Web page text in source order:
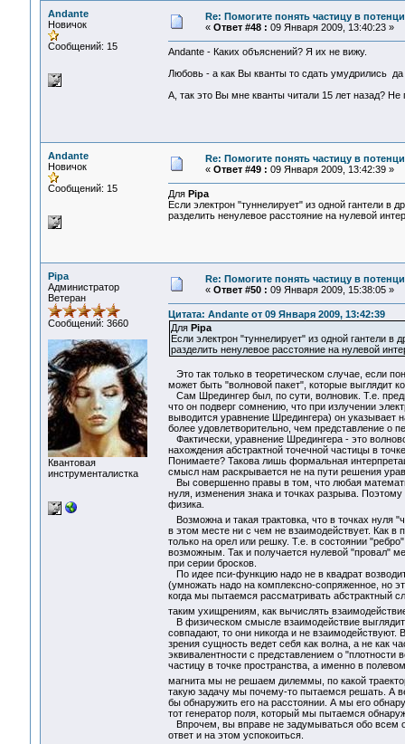
Andante
Новичок
Сообщений: 15
Re: Помогите понять частицу в
« Ответ #48 : 09 Января 2009, 13:40:23 »
Andante - Каких объяснений? Я их не вижу.
Любовь - а как Вы кванты то сдать умудрились
А, так это Вы мне кванты читали 15 лет назад? Не
Andante
Новичок
Сообщений: 15
Re: Помогите понять частицу в
« Ответ #49 : 09 Января 2009, 13:42:39 »
Для Pipa
Если электрон "туннелирует" из одной гантели в
разделить ненулевое расстояние на нулевой
Pipa
Администратор
Ветеран
Сообщений: 3660
Квантовая
инструменталистка
Re: Помогите понять частицу в
« Ответ #50 : 09 Января 2009, 15:38:05 »
Цитата: Andante от 09 Января 2009, 13:42:39
Для Pipa
Если электрон "туннелирует" из одной гантели
разделить ненулевое расстояние на нулевой
Это так только в теоретическом случае, если
может быть "волновой пакет", которые выглядит
Сам Шредингер был, по сути, волновик. Т.е.
что он подверг сомнению, что при излучении
выводится уравнение Шредингера) он
более удовлетворительно, чем представление о
Фактически, уравнение Шредингера - это
нахождения абстрактной точечной частицы в
Понимаете? Такова лишь формальная
смысл нам раскрывается не на пути решения
Вы совершенно правы в том, что любая
нуля, изменения знака и точках разрыва.
физика.
Возможна и такая трактовка, что в точках нуля
в этом месте ни с чем не взаимодействует. Как в
только на орел или решку. Т.е. в состоянии
возможным. Так и получается нулевой "провал"
при серии бросков.
По идее пси-функцию надо не в квадрат
(умножать надо на комплексно-сопряженное, но
когда мы пытаемся рассматривать абстрактный
таким ухищрениям, как вычислять
В физическом смысле взаимодействие
совпадают, то они никогда и не взаимодействуют.
зрения сущность ведет себя как волна, а не как
эквивалентности с представлением о "плотности
частицу в точке пространства, а именно в
магнита мы не решаем дилеммы, по какой
такую задачу мы почему-то пытаемся решать. А
бы обнаружить его на расстоянии. А мы его
тот генератор поля, который мы пытаемся
Впрочем, вы вправе не задумываться обо всем
ответ и на этом успокоиться.